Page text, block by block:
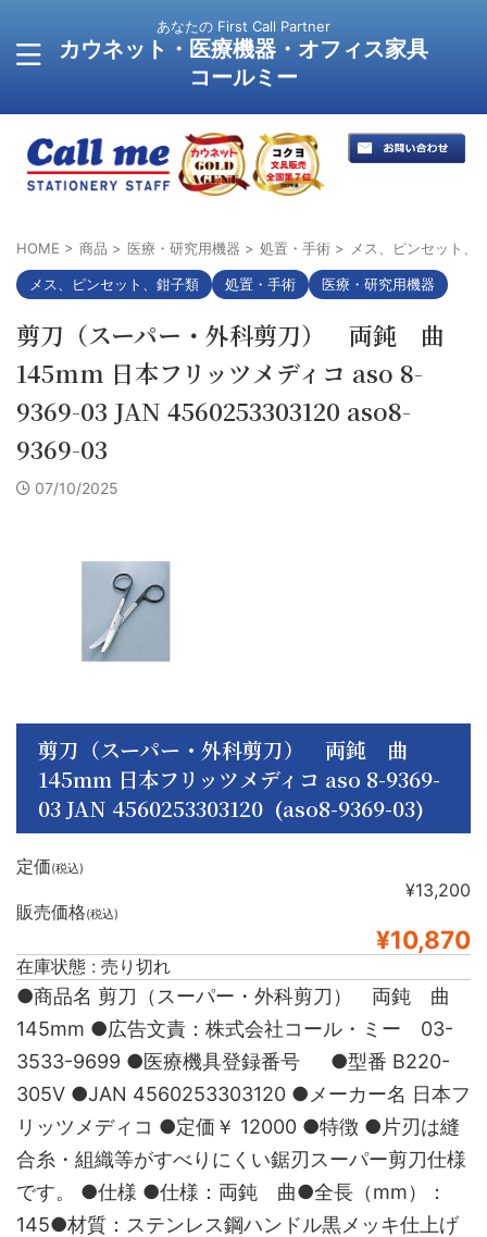
あなたの First Call Partner
カウネット・医療機器・オフィス家具
コールミー
HOME > 商品 > 医療・研究用機器 > 処置・手術 > メス、ピンセット、
メス、ピンセット、鉗子類 処置・手術 医療・研究用機器
剪刀（スーパー・外科剪刀） 両鈍 曲
145mm 日本フリッツメディコ aso 8-
9369-03 JAN 4560253303120 aso8-
9369-03
07/10/2025
剪刀（スーパー・外科剪刀） 両鈍 曲
145mm 日本フリッツメディコ aso 8-9369-
03 JAN 4560253303120 (aso8-9369-03)
定価(税込)
¥13,200
販売価格(税込)
¥10,870
在庫状態 : 売り切れ
●商品名 剪刀（スーパー・外科剪刀） 両鈍 曲
145mm ●広告文責：株式会社コール・ミー 03-
3533-9699 ●医療機具登録番号 ●型番 B220-
305V ●JAN 4560253303120 ●メーカー名 日本フ
リッツメディコ ●定価￥ 12000 ●特徴 ●片刃は縫
合糸・組織等がすべりにくい鋸刃スーパー剪刀仕様
です。 ●仕様 ●仕様：両鈍 曲●全長（mm）：
145●材質：ステンレス鋼ハンドル黒メッキ仕上げ